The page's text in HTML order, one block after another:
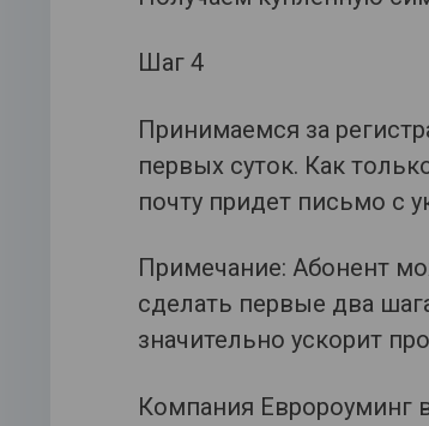
Шаг 4
Принимаемся за
первых суток. Как
почту придет письмо с
Примечание: Абонент
сделать первые два
значительно ускорит
Компания Евророуминг